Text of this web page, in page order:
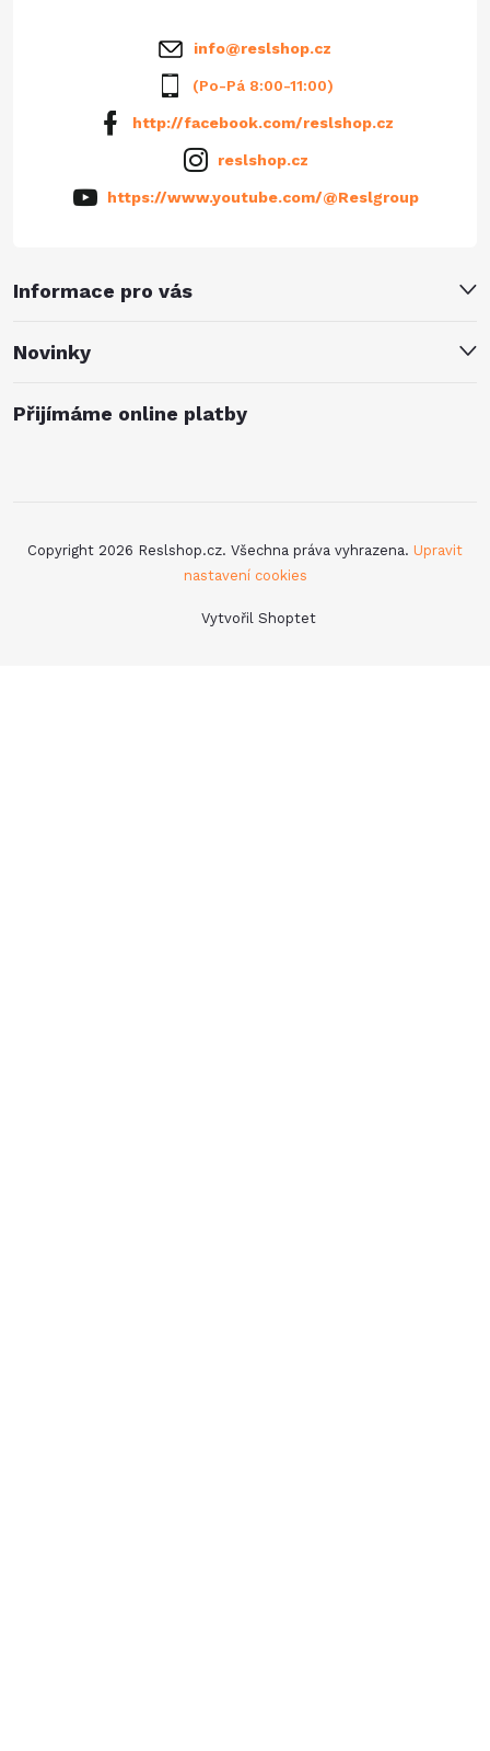
Informace pro vás
Novinky
info@reslshop.cz
(Po-Pá 8:00-11:00)
http://facebook.com/reslshop.cz
reslshop.cz
https://www.youtube.com/@Reslgroup
Přijímáme online platby
Vytvořil Shoptet
Copyright 2026 Reslshop.cz. Všechna práva vyhrazena. Upravit
nastavení cookies